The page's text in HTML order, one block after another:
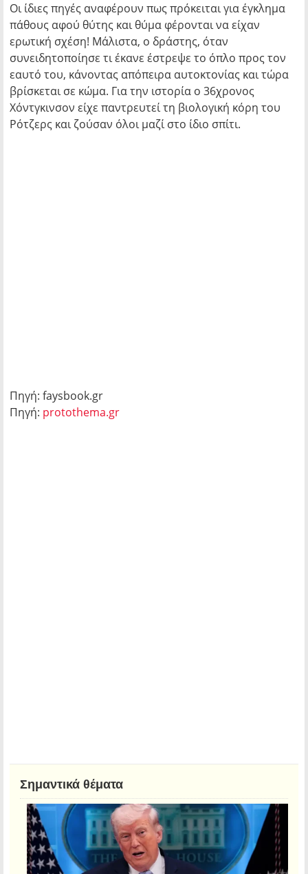
Οι ίδιες πηγές αναφέρουν πως πρόκειται για έγκλημα
πάθους αφού θύτης και θύμα φέρονται να είχαν
ερωτική σχέση! Μάλιστα, ο δράστης, όταν
συνειδητοποίησε τι έκανε έστρεψε το όπλο προς τον
εαυτό του, κάνοντας απόπειρα αυτοκτονίας και τώρα
βρίσκεται σε κώμα. Για την ιστορία ο 36χρονος
Χόντγκινσον είχε παντρευτεί τη βιολογική κόρη του
Ρότζερς και ζούσαν όλοι μαζί στο ίδιο σπίτι.
Πηγή: faysbook.gr
Πηγή: protothema.gr
Σημαντικά θέματα